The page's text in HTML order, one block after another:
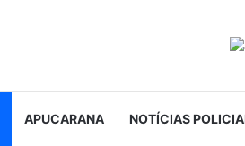
APUCARANA NOTÍCIAS